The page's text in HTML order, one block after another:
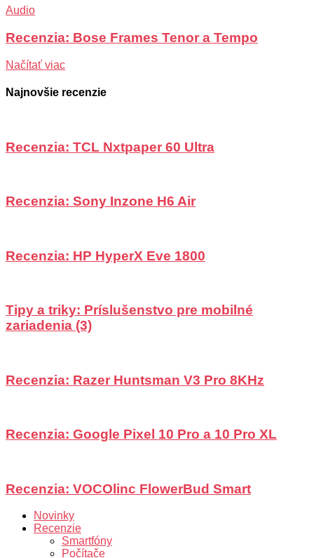
Audio
Recenzia: Bose Frames Tenor a Tempo
Načítať viac
Najnovšie recenzie
Recenzia: TCL Nxtpaper 60 Ultra
Recenzia: Sony Inzone H6 Air
Recenzia: HP HyperX Eve 1800
Tipy a triky: Príslušenstvo pre mobilné
zariadenia (3)
Recenzia: Razer Huntsman V3 Pro 8KHz
Recenzia: Google Pixel 10 Pro a 10 Pro XL
Recenzia: VOCOlinc FlowerBud Smart
Novinky
Recenzie
Smartfóny
Počítače